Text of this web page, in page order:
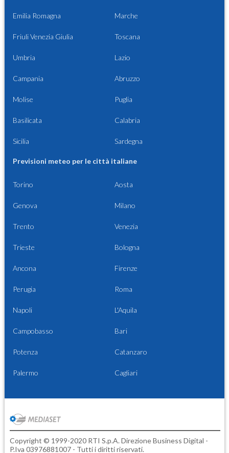
Emilia Romagna Marche
Friuli Venezia Giulia Toscana
Umbria Lazio
Campania Abruzzo
Molise Puglia
Basilicata Calabria
Sicilia Sardegna
Previsioni meteo per le città italiane
Torino Aosta
Genova Milano
Trento Venezia
Trieste Bologna
Ancona Firenze
Perugia Roma
Napoli L'Aquila
Campobasso Bari
Potenza Catanzaro
Palermo Cagliari
Copyright © 1999-2020 RTI S.p.A. Direzione Business Digital -
P.Iva 03976881007 - Tutti i diritti riservati.